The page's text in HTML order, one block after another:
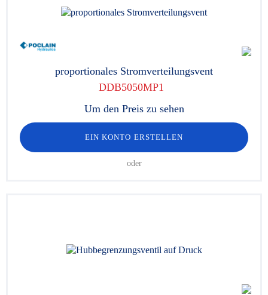
proportionales Stromverteilungsvent
DDB5050MP1
Um den Preis zu sehen
EIN KONTO ERSTELLEN
oder